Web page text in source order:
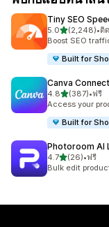
Tiny SEO
5.0เต็ม 5 ดาว
(2,248)
ทั้งหมด 2248 รีวิว
•ติ
Boost SEO
Built for
Canva Connect
4.8เต็ม 5 ดาว
(387)
ทั้งหมด 387 รีวิว
•ฟรี
Access your
Built for
Photoroom AI
4.7เต็ม 5 ดาว
(26)
ทั้งหมด 26 รีวิว
•ฟรี
Bulk edit